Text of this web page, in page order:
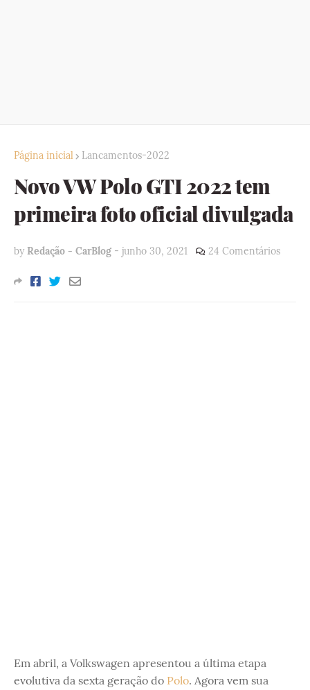
Página inicial Lancamentos-2022
Novo VW Polo GTI 2022 tem
primeira foto oficial divulgada
by Redação - CarBlog - junho 30, 2021 24 Comentários
Em abril, a Volkswagen apresentou a última etapa
evolutiva da sexta geração do Polo. Agora vem sua